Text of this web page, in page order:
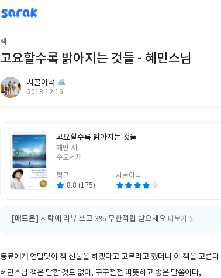
sarak
시골아낙
책
고요할수록 밝아지는 것들 - 혜민스님
시골아낙
작
2018.12.16
고요할수록 밝아지는 것들
글
쓴
혜민 저
수오서재
평균
8.8 (175)
시골아낙
[애드온] 사락에 리뷰 쓰고 3% 무한적립 받으세요 더보기
동료에게 연말맞이 책 선물을 하겠다고 고르라고 했더니 이 책을 고른다.
혜민스님 책은 말할 것도 없이, 구구절절 따뜻하고 좋은 말씀이다,